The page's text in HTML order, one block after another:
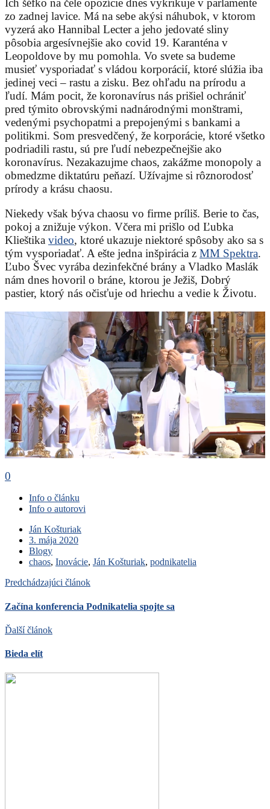
Ich šéfko na čele opozície dnes vykrikuje v parlamente
zo zadnej lavice. Má na sebe akýsi náhubok, v ktorom
vyzerá ako Hannibal Lecter a jeho jedovaté sliny
pôsobia argesívnejšie ako covid 19. Karanténa v
Leopoldove by mu pomohla. Vo svete sa budeme
musieť vysporiadať s vládou korporácií, ktoré slúžia iba
jedinej veci – rastu a zisku. Bez ohľadu na prírodu a
ľudí. Mám pocit, že koronavírus nás prišiel ochrániť
pred týmito obrovskými nadnárodnými monštrami,
vedenými psychopatmi a prepojenými s bankami a
politikmi. Som presvedčený, že korporácie, ktoré všetko
podriadili rastu, sú pre ľudí nebezpečnejšie ako
koronavírus. Nezakazujme chaos, zakážme monopoly a
obmedzme diktatúru peňazí. Užívajme si rôznorodosť
prírody a krásu chaosu.
Niekedy však býva chaosu vo firme príliš. Berie to čas,
pokoj a znižuje výkon. Včera mi prišlo od Ľubka
Klieštika video, ktoré ukazuje niektoré spôsoby ako sa s
tým vysporiadať. A ešte jedna inšpirácia z MM Spektra.
Ľubo Švec vyrába dezinfekčné brány a Vladko Maslák
nám dnes hovoril o bráne, ktorou je Ježiš, Dobrý
pastier, ktorý nás očisťuje od hriechu a vedie k Životu.
0
Info o článku
Info o autorovi
Ján Košturiak
3. mája 2020
Blogy
chaos, Inovácie, Ján Košturiak, podnikatelia
Predchádzajúci článok
Začína konferencia Podnikatelia spojte sa
Ďalší článok
Bieda elít